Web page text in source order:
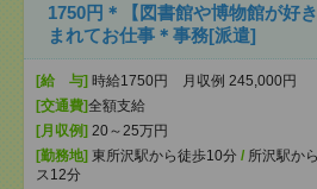
1750円＊【図書館や博物館が好
まれてお仕事＊事務[派遣]
[給 与] 時給1750円 月収例 245,000円
[交通費]全額支給
[月収例] 20～25万円
[勤務地] 東所沢駅から徒歩10分 / 所沢駅か
ス12分